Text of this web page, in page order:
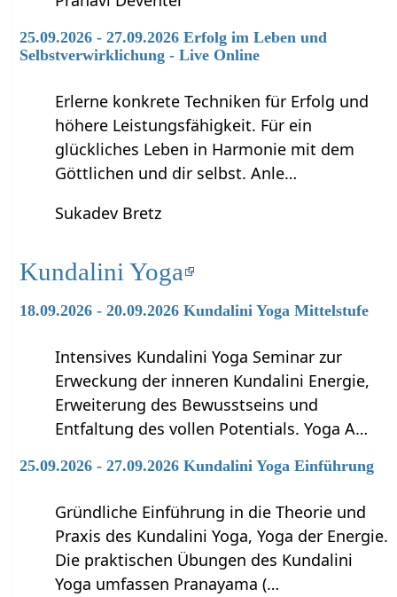
25.09.2026 - 27.09.2026 Erfolg im Leben und
Selbstverwirklichung - Live Online
Erlerne konkrete Techniken für Erfolg und
höhere Leistungsfähigkeit. Für ein
glückliches Leben in Harmonie mit dem
Göttlichen und dir selbst. Anle…
Sukadev Bretz
Kundalini Yoga
18.09.2026 - 20.09.2026 Kundalini Yoga Mittelstufe
Intensives Kundalini Yoga Seminar zur
Erweckung der inneren Kundalini Energie,
Erweiterung des Bewusstseins und
Entfaltung des vollen Potentials. Yoga A…
25.09.2026 - 27.09.2026 Kundalini Yoga Einführung
Gründliche Einführung in die Theorie und
Praxis des Kundalini Yoga, Yoga der Energie.
Die praktischen Übungen des Kundalini
Yoga umfassen Pranayama (…